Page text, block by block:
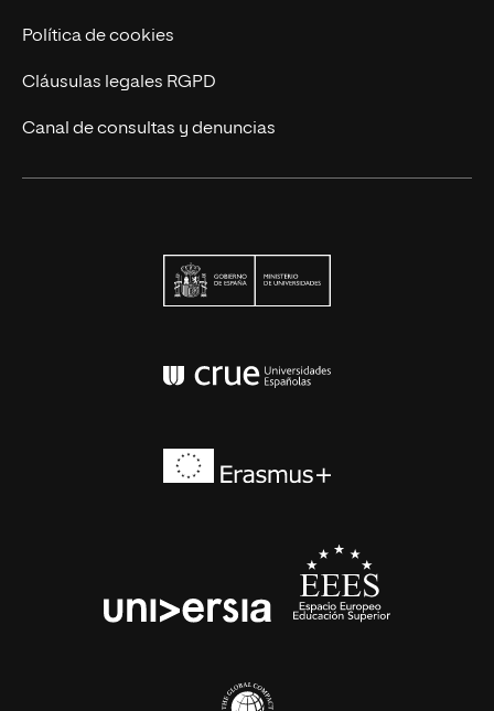
Política de cookies
Cláusulas legales RGPD
Canal de consultas y denuncias